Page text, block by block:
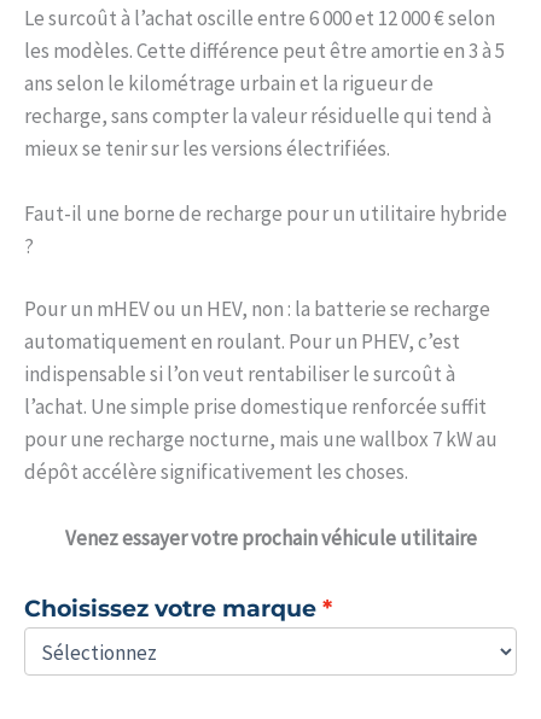
Le surcoût à l’achat oscille entre 6 000 et 12 000 € selon
les modèles. Cette différence peut être amortie en 3 à 5
ans selon le kilométrage urbain et la rigueur de
recharge, sans compter la valeur résiduelle qui tend à
mieux se tenir sur les versions électrifiées.
Faut-il une borne de recharge pour un utilitaire hybride
?
Pour un mHEV ou un HEV, non : la batterie se recharge
automatiquement en roulant. Pour un PHEV, c’est
indispensable si l’on veut rentabiliser le surcoût à
l’achat. Une simple prise domestique renforcée suffit
pour une recharge nocturne, mais une wallbox 7 kW au
dépôt accélère significativement les choses.
Venezessayer votre prochain véhicule utilitaire
Choisissez votre marque